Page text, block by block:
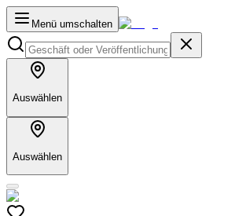
Menü umschalten
Auswählen
Auswählen